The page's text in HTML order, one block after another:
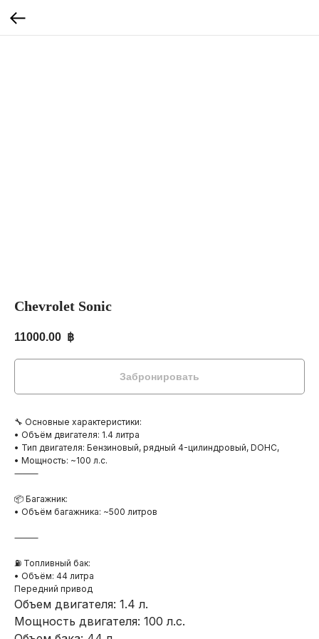
Chevrolet Sonic
11000.00 ฿
Забронировать
🔧 Основные характеристики:
• Объём двигателя: 1.4 литра
• Тип двигателя: Бензиновый, рядный 4-цилиндровый, DOHC,
• Мощность: ~100 л.с.
⸻
📦 Багажник:
• Объём багажника: ~500 литров
⸻
⛽️ Топливный бак:
• Объём: 44 литра
Передний привод
Объем двигателя: 1.4 л.
Мощность двигателя: 100 л.с.